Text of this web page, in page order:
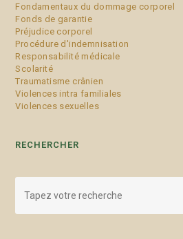
Fondamentaux du dommage corporel
Fonds de garantie
Préjudice corporel
Procédure d'indemnisation
Responsabilité médicale
Scolarité
Traumatisme crânien
Violences intra familiales
Violences sexuelles
RECHERCHER